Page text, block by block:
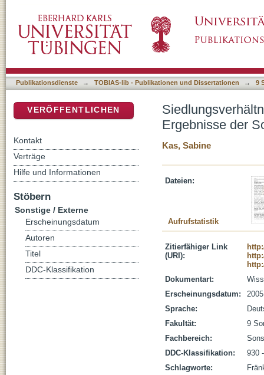
Sondagegrabung 2004
Publikationsdienste → TOBIAS-lib - Publikationen und Dissertationen → 9
Ergebnisse der
Kas, Sabine
Dateien:
Aufrufstatistik
Zitierfähiger Link
(URI):
Dokumentart:
Erscheinungsdatum:
2005
Sprache:
Fakultät:
9
Fachbereich:
DDC-Klassifikation:
930
Schlagworte:
VERÖFFENTLICHEN
Kontakt
Verträge
Hilfe und Informationen
Stöbern
Sonstige / Externe
Erscheinungsdatum
Autoren
Titel
DDC-Klassifikation